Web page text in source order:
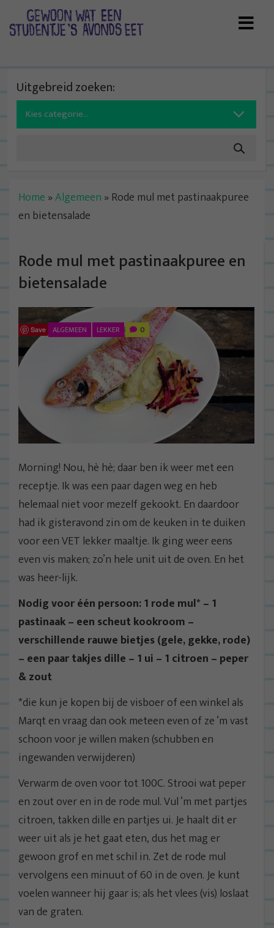
Uitgebreid zoeken:
Search
for:
Home »Algemeen » Rode mul met pastinaakpuree
en bietensalade
Rode mul met pastinaakpuree en
bietensalade
Save ALGEMEEN LEKKER 0
Morning! Nou, hè hè; daar ben ik weer met een
receptje. Ik was een paar dagen weg en heb
helemaal niet voor mezelf gekookt. En daardoor
had ik gisteravond zin om de keuken in te duiken
voor een VET lekker maaltje. Ik ging weer eens
even vis maken; zo’n hele unit uit de oven. En het
was heer-lijk.
Nodig voor één persoon: 1 rode mul* – 1
pastinaak – een scheut kookroom –
verschillende rauwe bietjes (gele, gekke, rode)
– een paar takjes dille – 1 ui – 1 citroen – peper
& zout
*die kun je kopen bij de visboer of een winkel als
Marqt en vraag dan ook meteen even of ze ‘m vast
schoon voor je willen maken (schubben en
ingewanden verwijderen)
Verwarm de oven voor tot 100C. Strooi wat peper
en zout over en in de rode mul. Vul ‘m met partjes
citroen, takken dille en partjes ui. Je haalt dit er
weer uit als je het gaat eten, dus het mag er
gewoon grof en met schil in. Zet de rode mul
vervolgens een minuut of 60 in de oven. Je kunt
voelen wanneer hij gaar is; als het vlees (vis) loslaat
van de graten.